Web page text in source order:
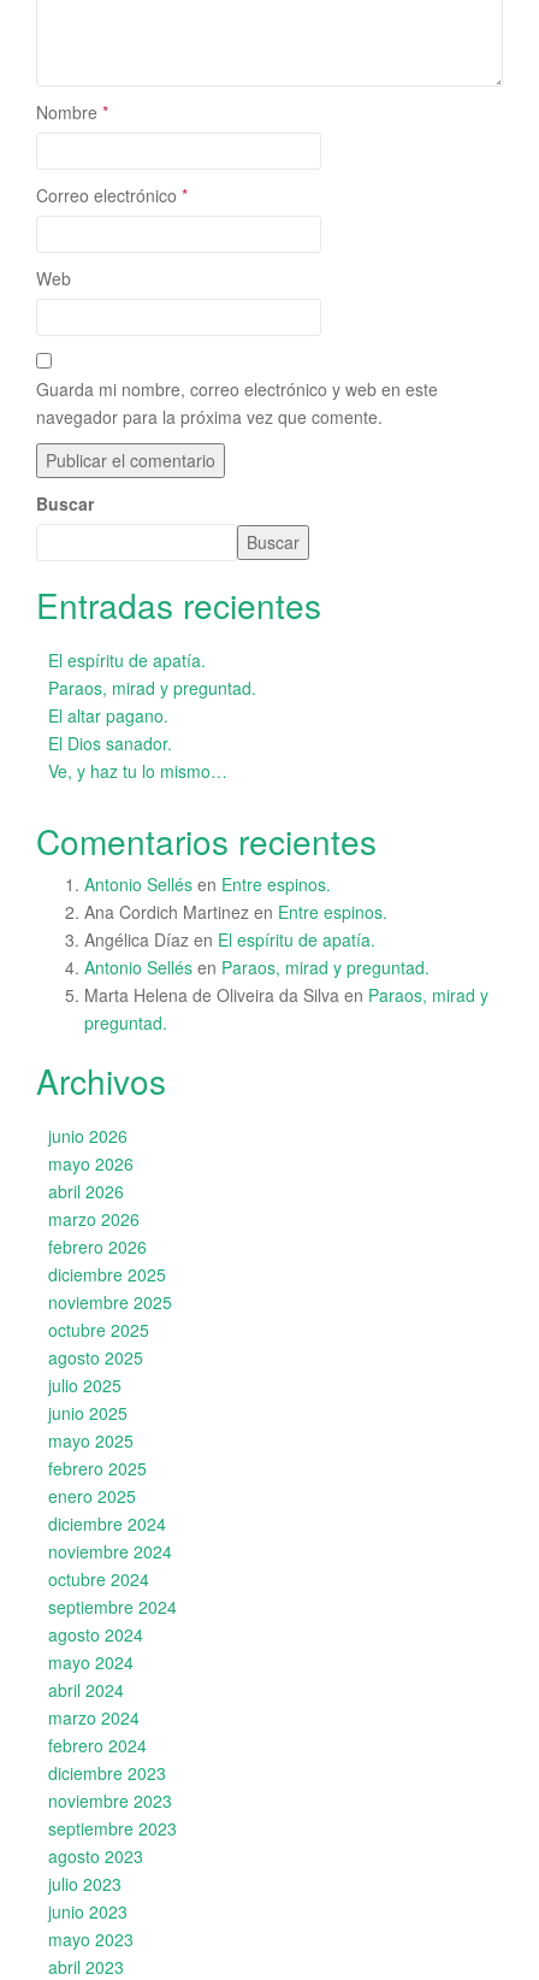
Nombre *
Correo electrónico *
Web
Guarda mi nombre, correo electrónico y web en este
navegador para la próxima vez que comente.
Buscar
Buscar
Entradas recientes
El espíritu de apatía.
Paraos, mirad y preguntad.
El altar pagano.
El Dios sanador.
Ve, y haz tu lo mismo…
Comentarios recientes
Antonio Sellés en Entre espinos.
Ana Cordich Martinez en Entre espinos.
Angélica Díaz en El espíritu de apatía.
Antonio Sellés en Paraos, mirad y preguntad.
Marta Helena de Oliveira da Silva en Paraos, mirad y
preguntad.
Archivos
junio 2026
mayo 2026
abril 2026
marzo 2026
febrero 2026
diciembre 2025
noviembre 2025
octubre 2025
agosto 2025
julio 2025
junio 2025
mayo 2025
febrero 2025
enero 2025
diciembre 2024
noviembre 2024
octubre 2024
septiembre 2024
agosto 2024
mayo 2024
abril 2024
marzo 2024
febrero 2024
diciembre 2023
noviembre 2023
septiembre 2023
agosto 2023
julio 2023
junio 2023
mayo 2023
abril 2023